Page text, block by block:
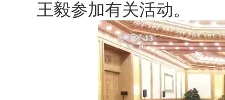
王毅参加有关活动。